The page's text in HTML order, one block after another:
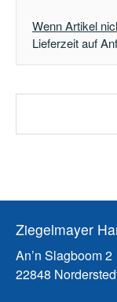
Wenn Artikel
Lieferzeit auf
Ziegelmayer
An’n Slagboom 2
22848